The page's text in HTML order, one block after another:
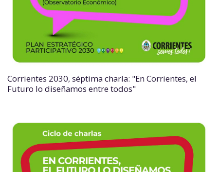
Corrientes 2030, séptima charla: "En Corrientes, el
Futuro lo diseñamos entre todos"